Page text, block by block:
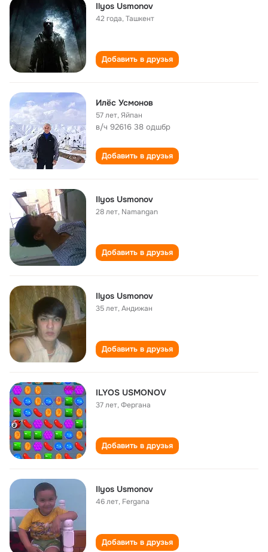
Ilyos Usmonov
42 года,Ташкент
Добавить в друзья
Илёс Усмонов
57 лет,Яйпан
в/ч 92616 38 одшбр
Добавить в друзья
Ilyos Usmonov
28 лет, Namаngаn
Добавить в друзья
Ilyos Usmonov
35 лет,Андижан
Добавить в друзья
ILYOS USMONOV
37 лет,Фергана
Добавить в друзья
Ilyos Usmonov
46 лет, Fergana
Добавить в друзья